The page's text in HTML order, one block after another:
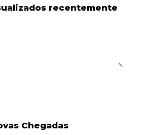
recentemente
Chegadas